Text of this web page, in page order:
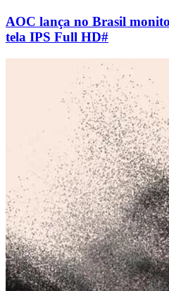
AOC lança no Brasil
tela IPS Full HD#